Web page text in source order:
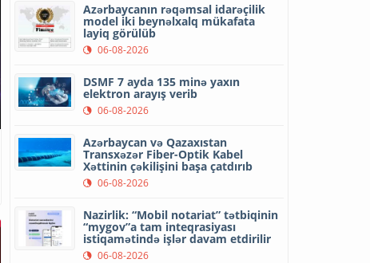
Azərbaycanın rəqəmsal idarəçilik
model iki beynəlxalq mükafata
layiq görülüb
06-08-2026
DSMF 7 ayda 135 minə yaxın
elektron arayış verib
06-08-2026
Azərbaycan və Qazaxıstan
Transxəzər Fiber-Optik Kabel
Xəttinin çəkilişini başa çatdırıb
06-08-2026
Nazirlik: “Mobil notariat” tətbiqinin
“mygov”a tam inteqrasiyası
istiqamətində işlər davam etdirilir
06-08-2026